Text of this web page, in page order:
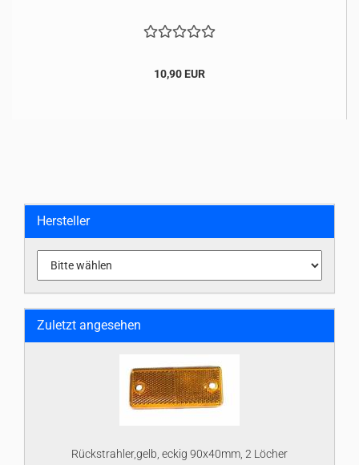
10,90 EUR
Hersteller
Zuletzt angesehen
Rückstrahler,gelb, eckig 90x40mm, 2 Löcher